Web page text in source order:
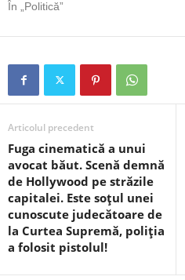
În „Politică”
Articolul precedent
Fuga cinematică a unui
avocat băut. Scenă demnă
de Hollywood pe străzile
capitalei. Este soțul unei
cunoscute judecătoare de
la Curtea Supremă, poliția
a folosit pistolul!